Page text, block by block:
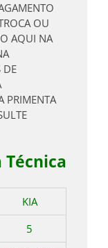
OU
AQUI NA
DE
PRIMENTA
Técnica
KIA
5